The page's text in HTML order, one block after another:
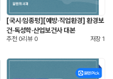
[국시·임종평][예방·직업환경] 환경보
건·독성학·산업보건사 대본
추천 0리뷰 0 저장1